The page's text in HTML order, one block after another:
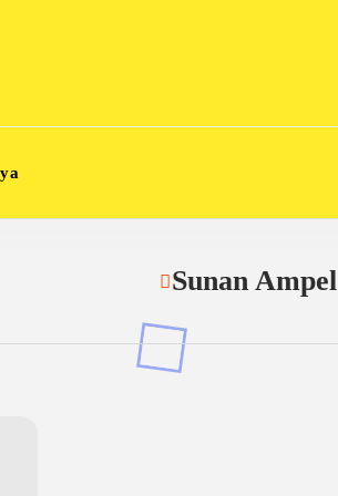
Sunan Ampel